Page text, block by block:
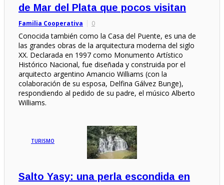
de Mar del Plata que pocos visitan
Familia Cooperativa 0
Conocida también como la Casa del Puente, es una de
las grandes obras de la arquitectura moderna del siglo
XX. Declarada en 1997 como Monumento Artístico
Histórico Nacional, fue diseñada y construida por el
arquitecto argentino Amancio Williams (con la
colaboración de su esposa, Delfina Gálvez Bunge),
respondiendo al pedido de su padre, el músico Alberto
Williams.
TURISMO
Salto Yasy: una perla escondida en